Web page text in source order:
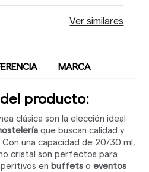
Ver similares
MARCA
producto:
clásica son la elección ideal
que buscan calidad y
Con una capacidad de 20/30 ml,
cristal son perfectos para
en buffets oeventos